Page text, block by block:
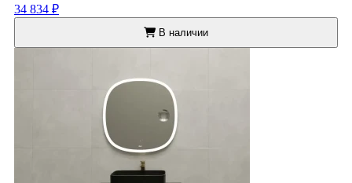
34 834 ₽
В наличии